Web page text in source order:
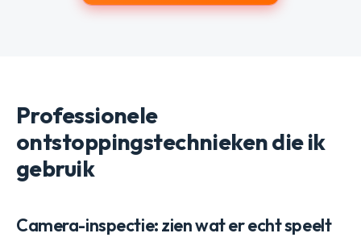
Professionele
ontstoppingstechnieken die ik
gebruik
Camera-inspectie: zien wat er echt speelt